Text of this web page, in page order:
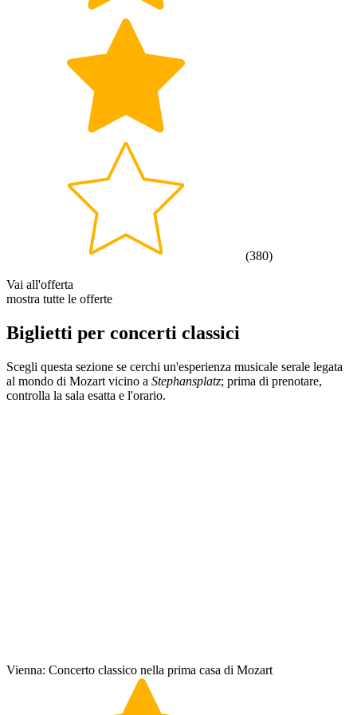
(380)
Vai all'offerta
mostra tutte le offerte
Biglietti per concerti classici
Scegli questa sezione se cerchi un'esperienza musicale serale legata
al mondo di Mozart vicino a Stephansplatz; prima di prenotare,
controlla la sala esatta e l'orario.
Vienna: Concerto classico nella prima casa di Mozart